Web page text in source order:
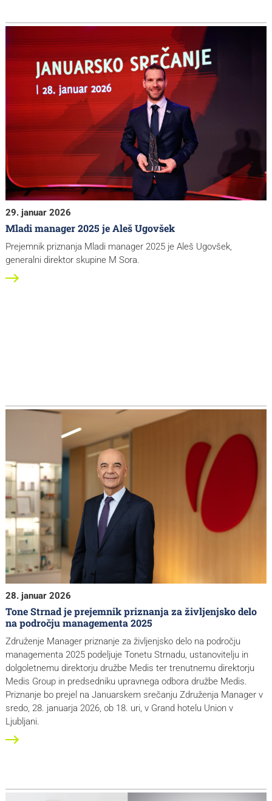
29. januar 2026
Mladi manager 2025 je Aleš Ugovšek
Prejemnik priznanja Mladi manager 2025 je Aleš Ugovšek,
generalni direktor skupine M Sora.
28. januar 2026
Tone Strnad je prejemnik priznanja za življenjsko delo
na področju managementa 2025
Združenje Manager priznanje za življenjsko delo na področju
managementa 2025 podeljuje Tonetu Strnadu, ustanovitelju in
dolgoletnemu direktorju družbe Medis ter trenutnemu direktorju
Medis Group in predsedniku upravnega odbora družbe Medis.
Priznanje bo prejel na Januarskem srečanju Združenja Manager v
sredo, 28. januarja 2026, ob 18. uri, v Grand hotelu Union v
Ljubljani.